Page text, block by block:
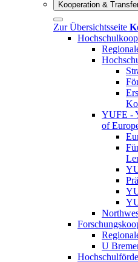
Kooperation &
Zur Übersichtsseite
YUFE -
of
U